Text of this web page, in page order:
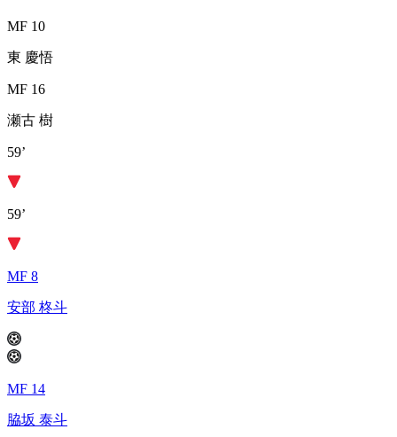
MF 10
東 慶悟
MF 16
瀬古 樹
59’
59’
MF 8
安部 柊斗
MF 14
脇坂 泰斗